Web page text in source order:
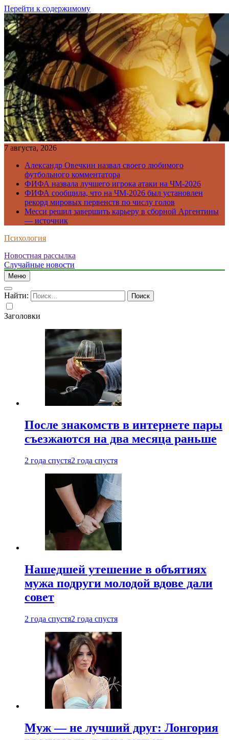
Перейти к содержимому
7 августа, 2026
Александр Овечкин назвал своего любимого
футбольного комментатора
ФИФА назвала лучшего игрока атаки на ЧМ-2026
ФИФА сообщила, что на ЧМ-2026 был установлен
рекорд мировых первенств по числу голов
Месси решил завершить карьеру в сборной Аргентины
— источник
Психология
Новостная рассылка
Случайные новости
Меню
Найти:
Заголовки
После знакомств в интернете пары
съезжаются на два месяца раньше
2 года спустя2 года спустя
Нашедшей утешение в объятиях
мужа подруги молодой вдове дали
совет
2 года спустя2 года спустя
Муж — не лучший друг: Лонгория